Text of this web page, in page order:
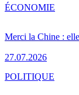
Merci la Chine :
27.07.2026
ÉCONOMIE
POLITIQUE